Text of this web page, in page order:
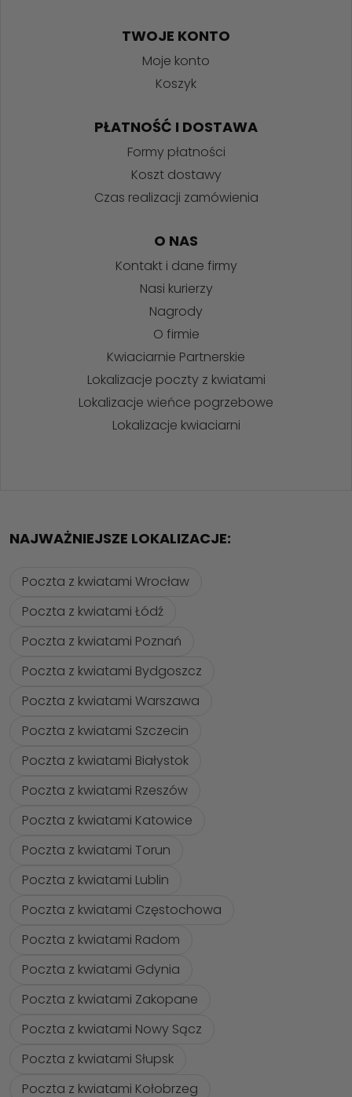
TWOJE KONTO
Moje konto
Koszyk
PŁATNOŚĆ I DOSTAWA
Formy płatności
Koszt dostawy
Czas realizacji zamówienia
O NAS
Kontakt i dane firmy
Nasi kurierzy
Nagrody
O firmie
Kwiaciarnie Partnerskie
Lokalizacje poczty z kwiatami
Lokalizacje wieńce pogrzebowe
Lokalizacje kwiaciarni
NAJWAŻNIEJSZE LOKALIZACJE:
Poczta z kwiatami Wrocław
Poczta z kwiatami Łódź
Poczta z kwiatami Poznań
Poczta z kwiatami Bydgoszcz
Poczta z kwiatami Warszawa
Poczta z kwiatami Szczecin
Poczta z kwiatami Białystok
Poczta z kwiatami Rzeszów
Poczta z kwiatami Katowice
Poczta z kwiatami Torun
Poczta z kwiatami Lublin
Poczta z kwiatami Częstochowa
Poczta z kwiatami Radom
Poczta z kwiatami Gdynia
Poczta z kwiatami Zakopane
Poczta z kwiatami Nowy Sącz
Poczta z kwiatami Słupsk
Poczta z kwiatami Kołobrzeg